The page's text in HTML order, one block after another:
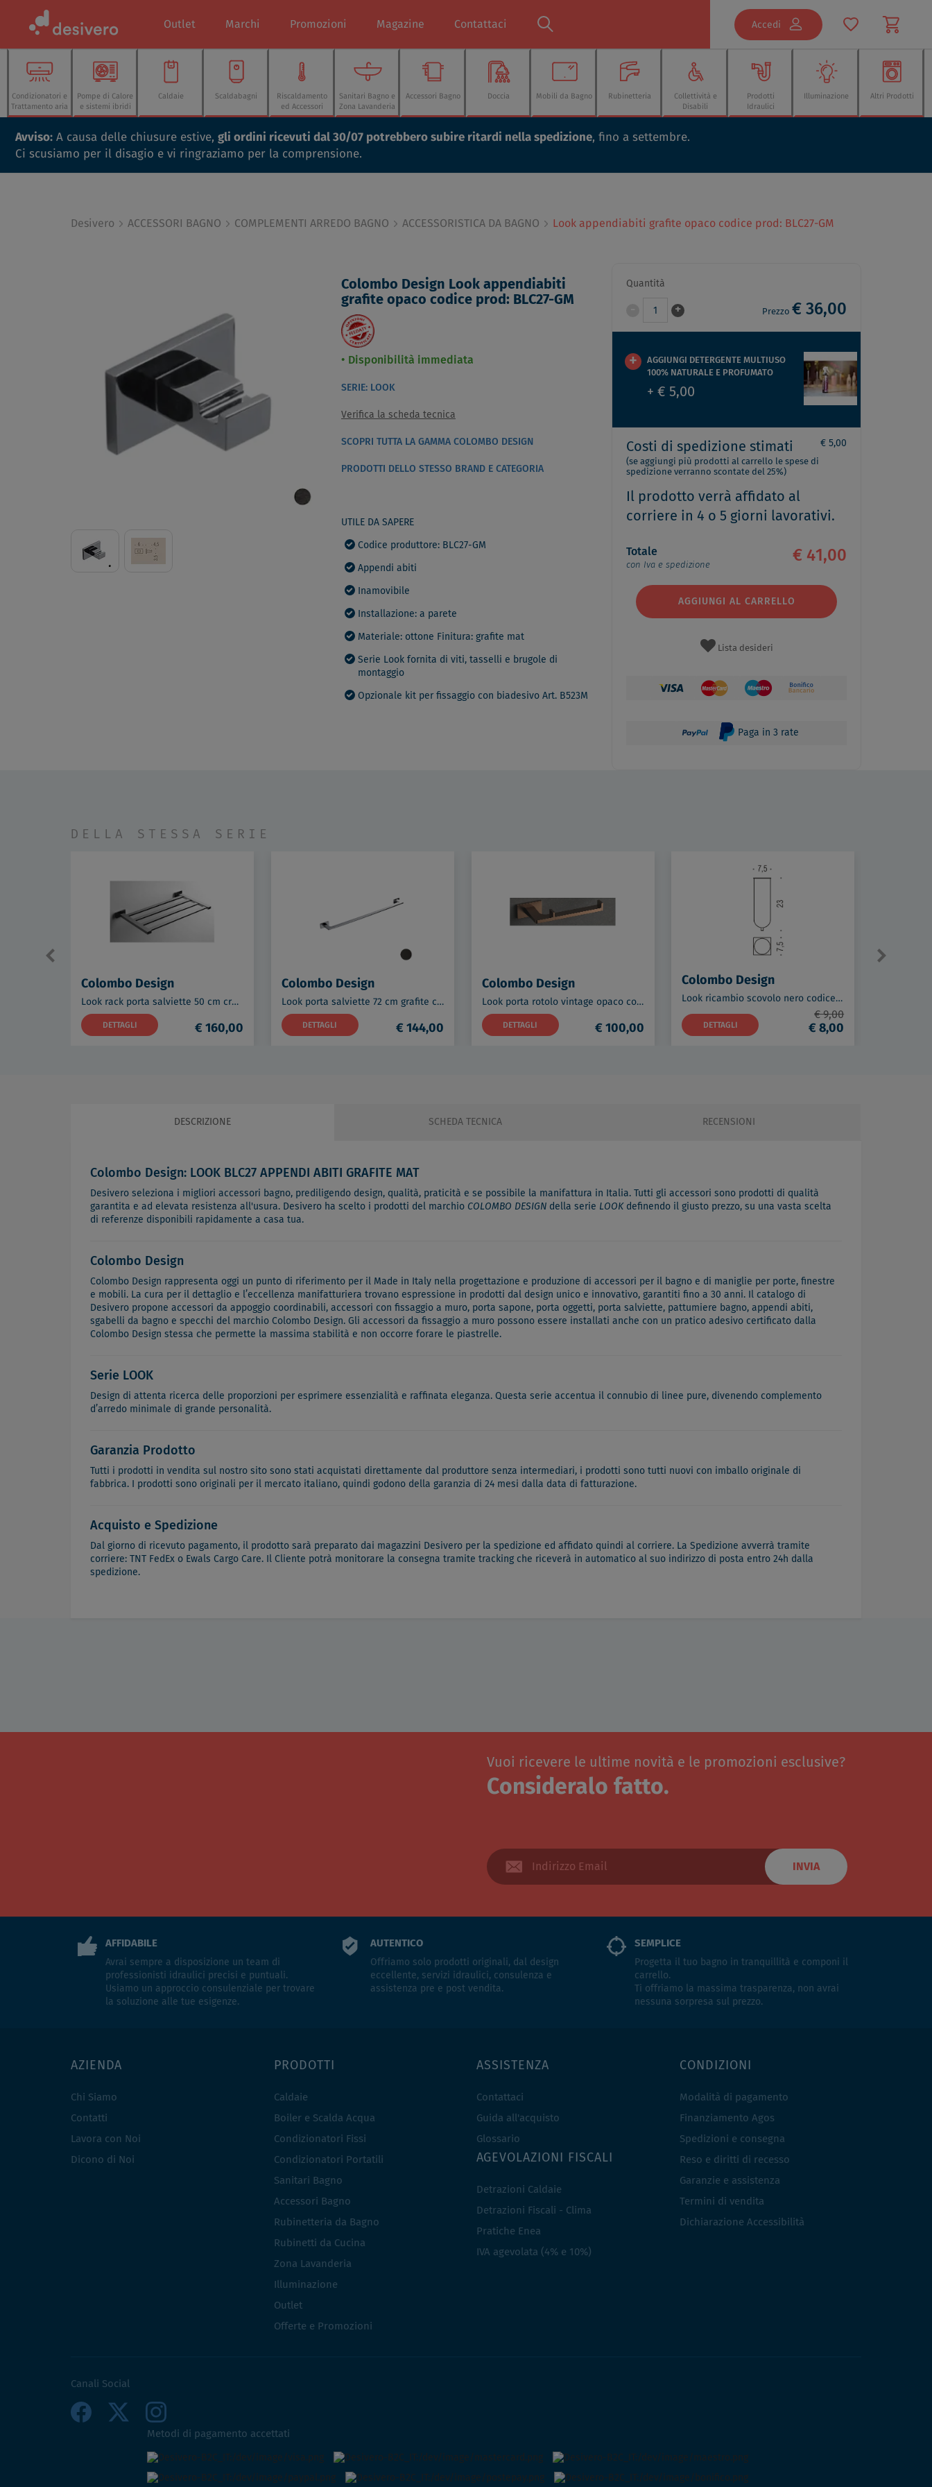
Outlet Marchi Promozioni Magazine Contattaci Accedi
Condizionatori e
Trattamento aria
Pompe di Calore
e sistemi ibridi
Caldaie Scaldabagni
Riscaldamento
ed Accessori
Sanitari Bagno e
Zona Lavanderia
Accessori Bagno Doccia Mobili da Bagno Rubinetteria
Collettività e
Disabili
Prodotti
Idraulici
Illuminazione Altri Prodotti
Avviso: A causa delle chiusure estive, gli ordini ricevuti dal 30/07 potrebbero subire ritardi nella spedizione, fino a settembre.
Ci scusiamo per il disagio e vi ringraziamo per la comprensione.
Desivero ACCESSORI BAGNO COMPLEMENTI ARREDO BAGNO ACCESSORISTICA DA BAGNO Look appendiabiti grafite opaco codice prod: BLC27-GM
Colombo Design Look appendiabiti
grafite opaco codice prod: BLC27-GM
Disponibilità immediata
SERIE: LOOK
Verifica la scheda tecnica
SCOPRI TUTTA LA GAMMA COLOMBO DESIGN
PRODOTTI DELLO STESSO BRAND E CATEGORIA
UTILE DA SAPERE
Codice produttore: BLC27-GM
Appendi abiti
Inamovibile
Installazione: a parete
Materiale: ottone Finitura: grafite mat
Serie Look fornita di viti, tasselli e brugole di
montaggio
Opzionale kit per fissaggio con biadesivo Art. B523M
Quantità
1 + Prezzo € 36,00
AGGIUNGI DETERGENTE MULTIUSO
100% NATURALE E PROFUMATO
+ € 5,00
Costi di spedizione stimati € 5,00
(se aggiungi più prodotti al carrello le spese di
spedizione verranno scontate del 25%)
Il prodotto verrà affidato al
corriere in 4 o 5 giorni lavorativi.
Totale
con Iva e spedizione
€ 41,00
AGGIUNGI AL CARRELLO
Lista desideri
Paga in 3 rate
DELLA STESSA SERIE
Colombo Design
Look rack porta salviette 50 cm cromato codice prod: B16870CR
DETTAGLI € 160,00
Colombo Design
Look porta salviette 72 cm grafite codice prod: B16110GL
DETTAGLI € 144,00
Colombo Design
Look porta rotolo vintage opaco codice prod: B16080VM
DETTAGLI € 100,00
Colombo Design
Look ricambio scovolo nero codice prod: B16590
DETTAGLI
€ 9,00
€ 8,00
DESCRIZIONE SCHEDA TECNICA RECENSIONI
Colombo Design: LOOK BLC27 APPENDI ABITI GRAFITE MAT
Desivero seleziona i migliori accessori bagno, prediligendo design, qualità, praticità e se possibile la manifattura in Italia. Tutti gli accessori sono prodotti di qualità
garantita e ad elevata resistenza all'usura. Desivero ha scelto i prodotti del marchio COLOMBO DESIGN della serie LOOK definendo il giusto prezzo, su una vasta scelta
di referenze disponibili rapidamente a casa tua.
Colombo Design
Colombo Design rappresenta oggi un punto di riferimento per il Made in Italy nella progettazione e produzione di accessori per il bagno e di maniglie per porte, finestre
e mobili. La cura per il dettaglio e l’eccellenza manifatturiera trovano espressione in prodotti dal design unico e innovativo, garantiti fino a 30 anni. Il catalogo di
Desivero propone accessori da appoggio coordinabili, accessori con fissaggio a muro, porta sapone, porta oggetti, porta salviette, pattumiere bagno, appendi abiti,
sgabelli da bagno e specchi del marchio Colombo Design. Gli accessori da fissaggio a muro possono essere installati anche con un pratico adesivo certificato dalla
Colombo Design stessa che permette la massima stabilità e non occorre forare le piastrelle.
Serie LOOK
Design di attenta ricerca delle proporzioni per esprimere essenzialità e raffinata eleganza. Questa serie accentua il connubio di linee pure, divenendo complemento
d’arredo minimale di grande personalità.
Garanzia Prodotto
Tutti i prodotti in vendita sul nostro sito sono stati acquistati direttamente dal produttore senza intermediari, i prodotti sono tutti nuovi con imballo originale di
fabbrica. I prodotti sono originali per il mercato italiano, quindi godono della garanzia di 24 mesi dalla data di fatturazione.
Acquisto e Spedizione
Dal giorno di ricevuto pagamento, il prodotto sarà preparato dai magazzini Desivero per la spedizione ed affidato quindi al corriere. La Spedizione avverrà tramite
corriere: TNT FedEx o Ewals Cargo Care. Il Cliente potrà monitorare la consegna tramite tracking che riceverà in automatico al suo indirizzo di posta entro 24h dalla
spedizione.
Vuoi ricevere le ultime novità e le promozioni esclusive?
Consideralo fatto.
INVIA
AFFIDABILE
Avrai sempre a disposizione un team di
professionisti idraulici precisi e puntuali.
Usiamo un approccio consulenziale per trovare
la soluzione alle tue esigenze.
AUTENTICO
Offriamo solo prodotti originali, dal design
eccellente, servizi idraulici, consulenza e
assistenza pre e post vendita.
SEMPLICE
Progetta il tuo bagno in tranquillità e componi il
carrello.
Ti offriamo la massima trasparenza, non avrai
nessuna sorpresa sul prezzo.
AZIENDA
Chi Siamo
Contatti
Lavora con Noi
Dicono di Noi
PRODOTTI
Caldaie
Boiler e Scalda Acqua
Condizionatori Fissi
Condizionatori Portatili
Sanitari Bagno
Accessori Bagno
Rubinetteria da Bagno
Rubinetti da Cucina
Zona Lavanderia
Illuminazione
Outlet
Offerte e Promozioni
ASSISTENZA
Contattaci
Guida all'acquisto
Glossario
AGEVOLAZIONI FISCALI
Detrazioni Caldaie
Detrazioni Fiscali - Clima
Pratiche Enea
IVA agevolata (4% e 10%)
CONDIZIONI
Modalità di pagamento
Finanziamento Agos
Spedizioni e consegna
Reso e diritti di recesso
Garanzie e assistenza
Termini di vendita
Dichiarazione Accessibilità
Canali Social
Metodi di pagamento accettati